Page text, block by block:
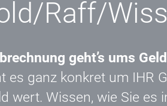
Raff/
geht’s ums
es ganz konkret um IHR
wert. Wissen, wie Sie es